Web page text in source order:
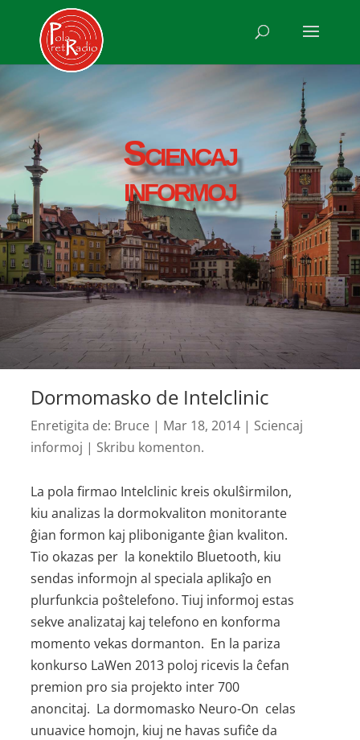
Sciencaj
informoj
Dormomasko de Intelclinic
Enretigita de: Bruce | Mar 18, 2014 | Sciencaj
informoj | Skribu komenton.
La pola firmao Intelclinic kreis okulŝirmilon,
kiu analizas la dormo­kvaliton monitorante
ĝian formon kaj plibonigante ĝian kvaliton.
Tio okazas per la konektilo Bluetooth, kiu
sendas informojn al speciala aplikaĵo en
plurfunkcia poŝtelefono. Tiuj informoj estas
sekve analizataj kaj telefono en konforma
momento vekas dormanton. En la pariza
konkurso LaWen 2013 poloj ricevis la ĉefan
premion pro sia projekto inter 700
anoncitaj. La dormomasko Neuro-On celas
unuavice homojn, kiuj ne havas sufiĉe da